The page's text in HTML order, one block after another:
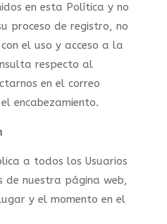
en esta Política y no
proceso de registro, no
el uso y acceso a la
respecto al
en el correo
encabezamiento.
a todos los Usuarios
de nuestra página web,
y el momento en el